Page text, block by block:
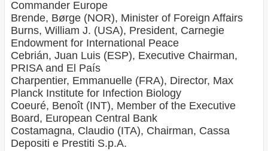
Commander Europe
Brende, Børge (NOR), Minister of Foreign Affairs
Burns, William J. (USA), President, Carnegie
Endowment for International Peace
Cebrián, Juan Luis (ESP), Executive Chairman,
PRISA and El País
Charpentier, Emmanuelle (FRA), Director, Max
Planck Institute for Infection Biology
Coeuré, Benoît (INT), Member of the Executive
Board, European Central Bank
Costamagna, Claudio (ITA), Chairman, Cassa
Depositi e Prestiti S.p.A.